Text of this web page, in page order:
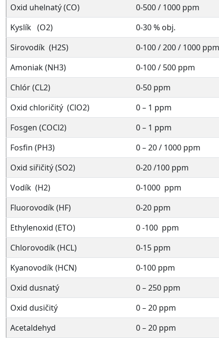
Oxid uhelnatý (CO)
0-500 / 1000 ppm
Kyslík (O2)
0-30 % obj.
Sirovodík (H2S)
0-100 / 200 / 1000 ppm
Amoniak (NH3)
0-100 / 500 ppm
Chlór (CL2)
0-50 ppm
Oxid chloričitý (ClO2)
0 – 1 ppm
Fosgen (COCl2)
0 – 1 ppm
Fosfin (PH3)
0 – 20 / 1000 ppm
Oxid siřičitý (SO2)
0-20 /100 ppm
Vodík (H2)
0-1000 ppm
Fluorovodík (HF)
0-20 ppm
Ethylenoxid (ETO)
0 -100 ppm
Chlorovodík (HCL)
0-15 ppm
Kyanovodík (HCN)
0-100 ppm
Oxid dusnatý
0 – 250 ppm
Oxid dusičitý
0 – 20 ppm
Acetaldehyd
0 – 20 ppm